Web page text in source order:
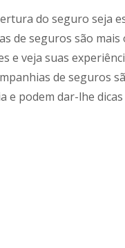
do seguro seja
de seguros são
e veja suas
de seguros
e podem dar-lhe